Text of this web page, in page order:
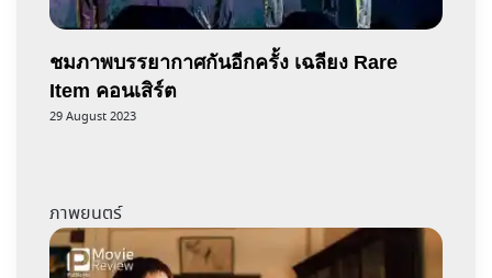
ชมภาพบรรยากาศกันอีกครั้ง เฉลียง Rare
Item คอนเสิร์ต
29 August 2023
ภาพยนตร์